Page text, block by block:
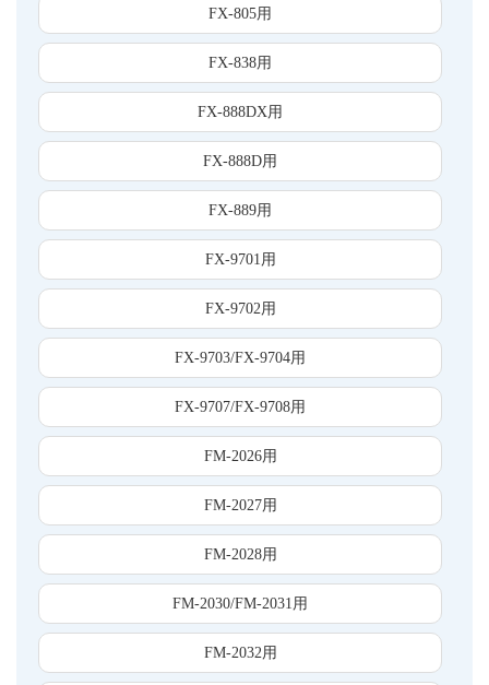
FX-805用
FX-838用
FX-888DX用
FX-888D用
FX-889用
FX-9701用
FX-9702用
FX-9703/FX-9704用
FX-9707/FX-9708用
FM-2026用
FM-2027用
FM-2028用
FM-2030/FM-2031用
FM-2032用